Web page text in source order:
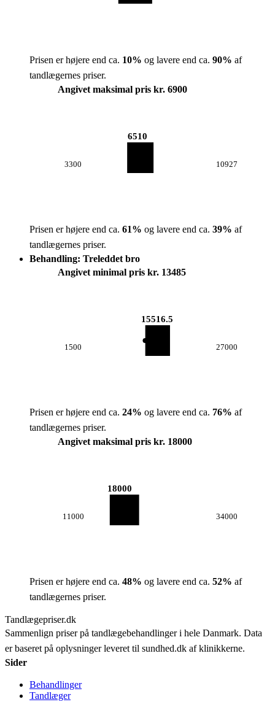
Prisen er højere end ca. 10% og lavere end ca. 90% af
tandlægernes priser.
Angivet maksimal pris kr. 6900
3300
6510
10927
Prisen er højere end ca. 61% og lavere end ca. 39% af
tandlægernes priser.
Behandling: Treleddet bro
Angivet minimal pris kr. 13485
1500
15516.5
27000
Prisen er højere end ca. 24% og lavere end ca. 76% af
tandlægernes priser.
Angivet maksimal pris kr. 18000
11000
18000
34000
Prisen er højere end ca. 48% og lavere end ca. 52% af
tandlægernes priser.
Tandlægepriser.dk
Sammenlign priser på tandlægebehandlinger i hele Danmark. Data
er baseret på oplysninger leveret til sundhed.dk af klinikkerne.
Sider
Behandlinger
Tandlæger